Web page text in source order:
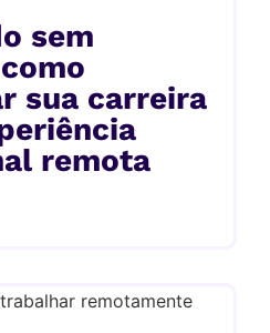
sem
sua carreira
remota